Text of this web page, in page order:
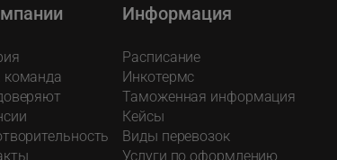
Информация
Расписание
Инкотермс
Таможенная информация
Кейсы
Виды перевозок
Услуги по оформлению